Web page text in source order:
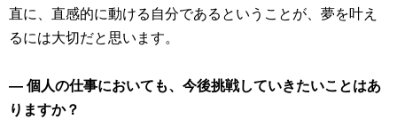
直に、直感的に動ける自分であるということが、夢を叶え
るには大切だと思います。
― 個人の仕事においても、今後挑戦していきたいことはあ
りますか？